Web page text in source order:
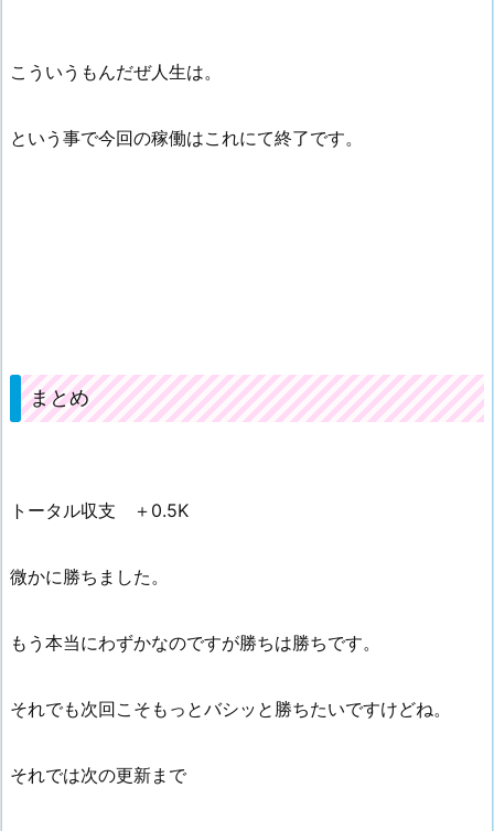
こういうもんだぜ人生は。
という事で今回の稼働はこれにて終了です。
まとめ
トータル収支 ＋0.5K
微かに勝ちました。
もう本当にわずかなのですが勝ちは勝ちです。
それでも次回こそもっとバシッと勝ちたいですけどね。
それでは次の更新まで